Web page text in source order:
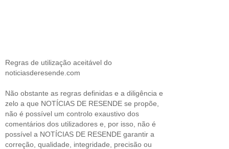
Regras de utilização aceitável do
noticiasderesende.com
Não obstante as regras definidas e a diligência e
zelo a que NOTÍCIAS DE RESENDE se propõe,
não é possível um controlo exaustivo dos
comentários dos utilizadores e, por isso, não é
possível a NOTÍCIAS DE RESENDE garantir a
correção, qualidade, integridade, precisão ou